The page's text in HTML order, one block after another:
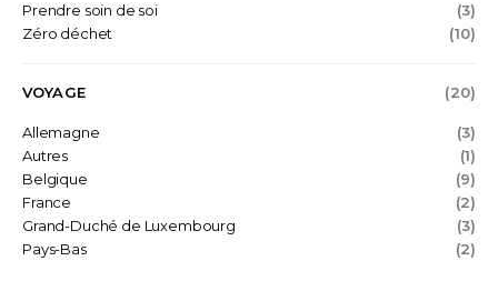
Prendre soin de soi
(3)
Zéro déchet
(10)
VOYAGE (20)
Allemagne
(3)
Autres
(1)
Belgique
(9)
France
(2)
Grand-Duché de Luxembourg
(3)
Pays-Bas
(2)